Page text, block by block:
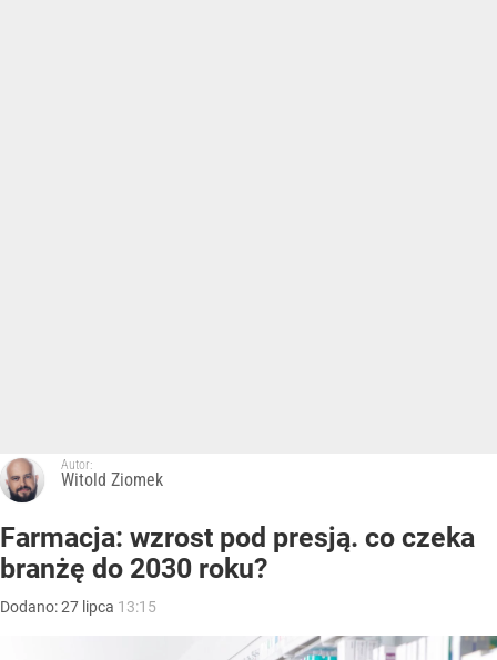
Autor:
Witold Ziomek
Farmacja: wzrost pod presją. co czeka
branżę do 2030 roku?
Dodano:27 lipca 13:15